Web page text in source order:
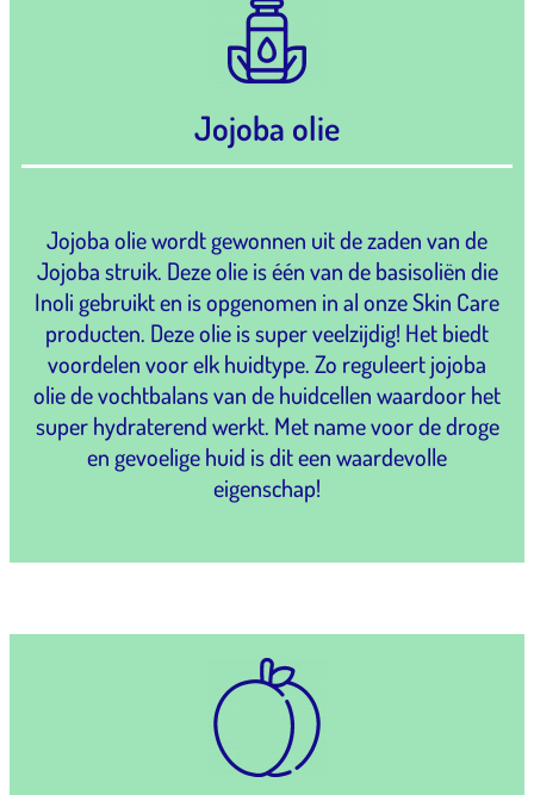
Jojoba olie
Jojoba olie wordt gewonnen uit de zaden van de
Jojoba struik. Deze olie is één van de basisoliën die
Inoli gebruikt en is opgenomen in al onze Skin Care
producten. Deze olie is super veelzijdig! Het biedt
voordelen voor elk huidtype. Zo reguleert jojoba
olie de vochtbalans van de huidcellen waardoor het
super hydraterend werkt. Met name voor de droge
en gevoelige huid is dit een waardevolle
eigenschap!